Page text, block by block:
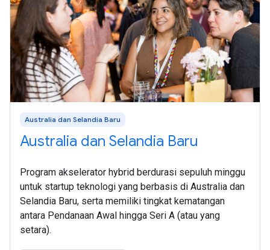
Australia dan Selandia Baru
Australia dan Selandia Baru
Program akselerator hybrid berdurasi sepuluh minggu
untuk startup teknologi yang berbasis di Australia dan
Selandia Baru, serta memiliki tingkat kematangan
antara Pendanaan Awal hingga Seri A (atau yang
setara).